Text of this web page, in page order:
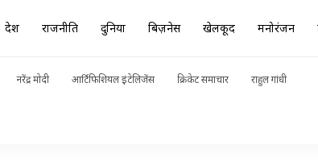
देश राजनीति दुनिया बिज़नेस खेलकूद मनोरंजन
नरेंद्र मोदी आर्टिफिशियल इंटेलिजेंस क्रिकेट समाचार राहुल गांधी